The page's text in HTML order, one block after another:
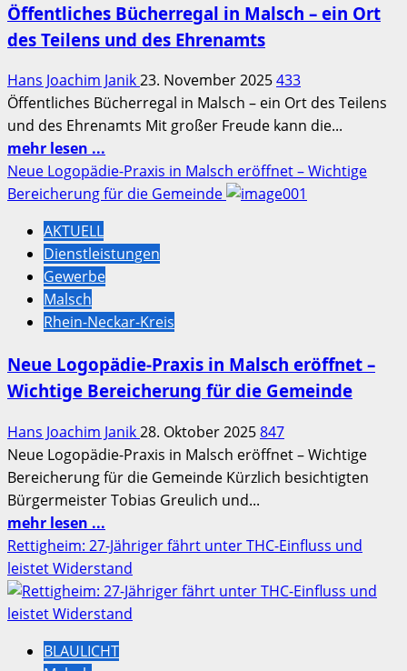
Zeugenaufruf
Öffentliches Bücherregal in Malsch – ein Ort
des Teilens und des Ehrenamts
Hans Joachim Janik23. November 2025433
Öffentliches Bücherregal in Malsch – ein Ort des Teilens
und des Ehrenamts Mit großer Freude kann die...
mehr lesen ...
Informationen
über
in
Malsch
ein
des
Teilens
des
Ehrenamts
Neue Logopädie-Praxis in Malsch eröffnet – Wichtige
Bereicherung für die Gemeinde
AKTUELL
Dienstleistungen
Gewerbe
Malsch
Rhein-Neckar-Kreis
Neue Logopädie-Praxis in Malsch eröffnet –
Wichtige Bereicherung für die Gemeinde
Hans Joachim Janik28. Oktober 2025847
Neue Logopädie-Praxis in Malsch eröffnet – Wichtige
Bereicherung für die Gemeinde Kürzlich besichtigten
Bürgermeister Tobias Greulich und...
mehr lesen ...
Informationen
über
Neue
Logopädie-
in
Rettigheim: 27-Jähriger fährt unter THC-Einfluss und
leistet Widerstand
BLAULICHT